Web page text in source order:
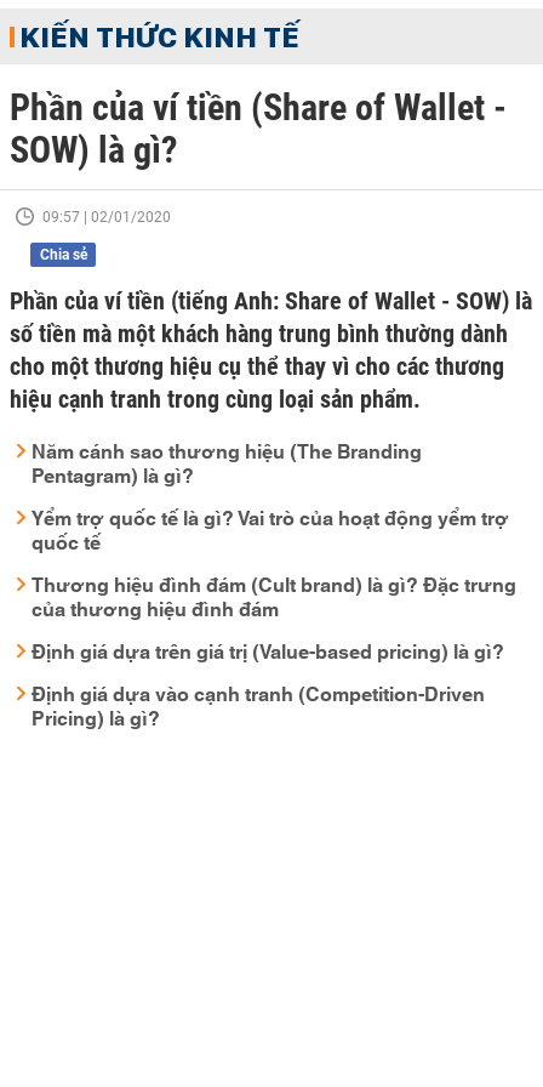
KIẾN THỨC KINH TẾ
Phần của ví tiền (Share of Wallet -
SOW) là gì?
09:57 | 02/01/2020
Chia sẻ
Phần của ví tiền (tiếng Anh: Share of Wallet - SOW) là
số tiền mà một khách hàng trung bình thường dành
cho một thương hiệu cụ thể thay vì cho các thương
hiệu cạnh tranh trong cùng loại sản phẩm.
Năm cánh sao thương hiệu (The Branding
Pentagram) là gì?
Yểm trợ quốc tế là gì? Vai trò của hoạt động yểm trợ
quốc tế
Thương hiệu đình đám (Cult brand) là gì? Đặc trưng
của thương hiệu đình đám
Định giá dựa trên giá trị (Value-based pricing) là gì?
Định giá dựa vào cạnh tranh (Competition-Driven
Pricing) là gì?